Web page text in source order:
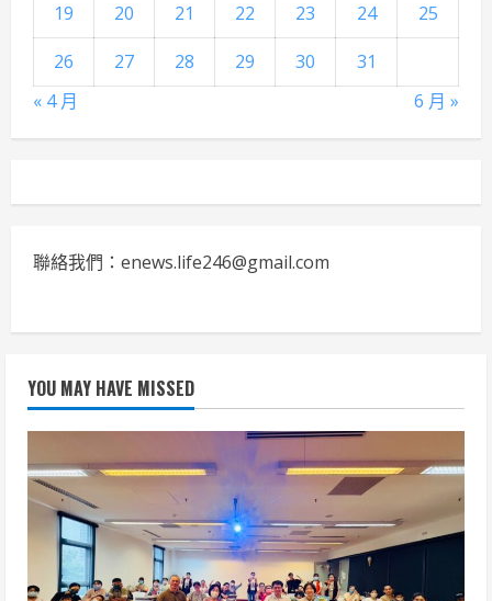
19
20 21 22 23 24
25
26
27 28 29 30
31
« 4 月
6 月 »
聯絡我們：enews.life246@gmail.com
YOU MAY HAVE MISSED